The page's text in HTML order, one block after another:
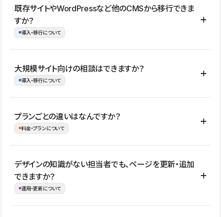
コーポレートサイト、サービスサイト、LP、採用サイト、ブロ
グ・メディア、イベントサイト、店舗・商品紹介サイト、ポートフ
ォリオなど幅広く制作できます。
既存サイトやWordPressなど他のCMSから移行できま
すか？
導入・移行について
はい。既存サイトの構成やコンテンツ、URLを整理したうえで、
Studio上に再構築する形で移行できます。 WordPressの場合は、
イト全体のデザインや設定がそのまま移行されるわけではないた
め、移行後にページ構成やデザイン、CMS設計、URL・リダイレク
大規模サイト向けの相談はできますか？
導入・移行について
はい。アクセス規模が大きいサイトや、複数部門での運用、権限管
理、セキュリティ確認、既存システムとの連携など、個別の要件が
ない段階でも、お問い合わせください。
お問合せはこちら
プランごとの違いはなんですか？
料金・プランについて
公開ページ数、バージョン履歴の期間、CMS利用数の上限、権限
管理の有無などがプランごとに異なります。詳しくは料金プランペ
ージをご覧ください。
デザインの知識がない担当者でも、ページを更新・追加
できますか？
運用・更新について